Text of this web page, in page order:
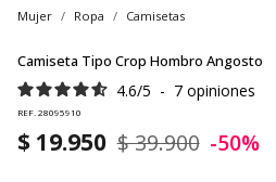
Mujer Ropa Camisetas
Camiseta Tipo Crop Hombro Angosto
4.6/5 - 7 opiniones
REF. 28095910
$ 19.950 $ 39.900 -50%